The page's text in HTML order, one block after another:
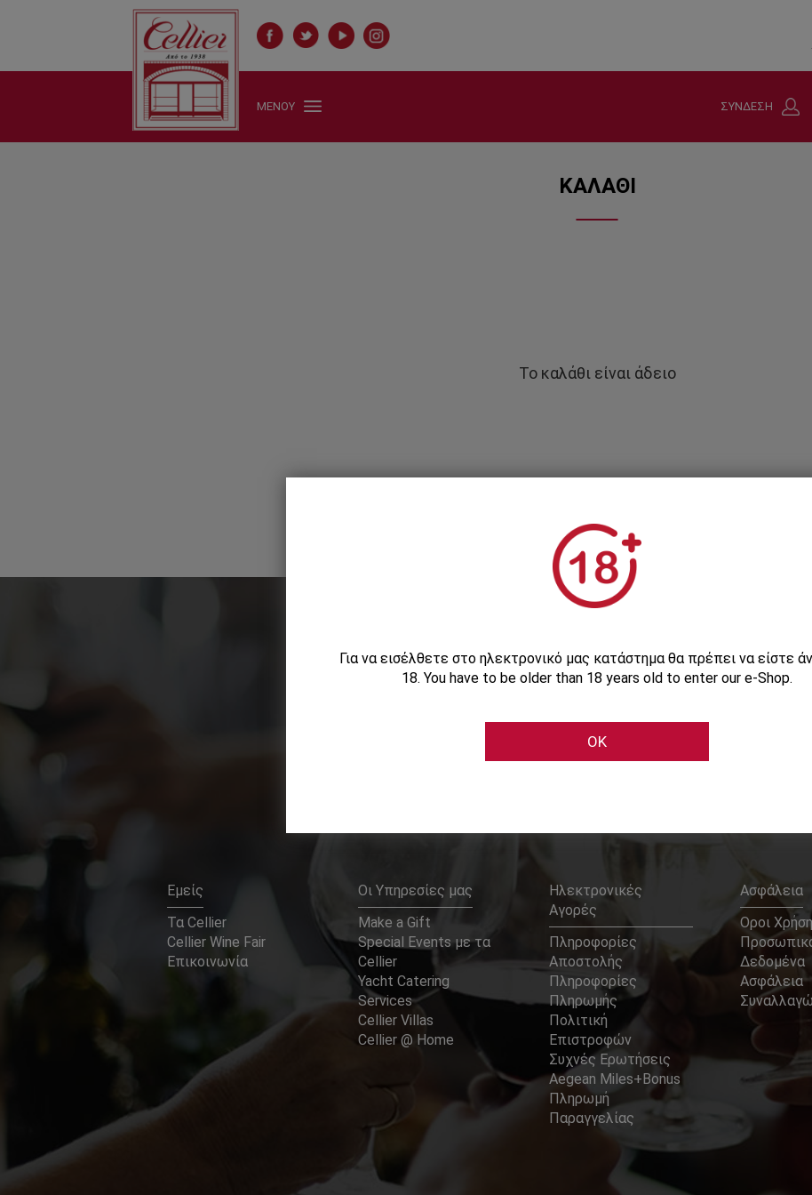
ΜΕΝΟΥ ΣΥΝΔΕΣΗ
ΚΑΛΑΘΙ
Το καλάθι είναι άδειο
Εγγραφείτε στο Newsletter μας
Εμείς
Τα Cellier
Cellier Wine Fair
Επικοινωνία
Οι Υπηρεσίες μας
Make a Gift
Special Events με τα
Cellier
Yacht Catering
Services
Cellier Villas
Cellier @ Home
Ηλεκτρονικές
Αγορές
Πληροφορίες
Αποστολής
Πληροφορίες
Πληρωμής
Πολιτική
Επιστροφών
Συχνές Ερωτήσεις
Aegean Miles+Bonus
Πληρωμή
Παραγγελίας
Ασφάλεια
Οροι
Δεδομένα
Ασφάλεια
Για να εισέλθετε στο ηλεκτρονικό μας κατάστημα θα πρέπει να είστε
18. You have to be older than 18 years old to enter our e-Shop.
OK